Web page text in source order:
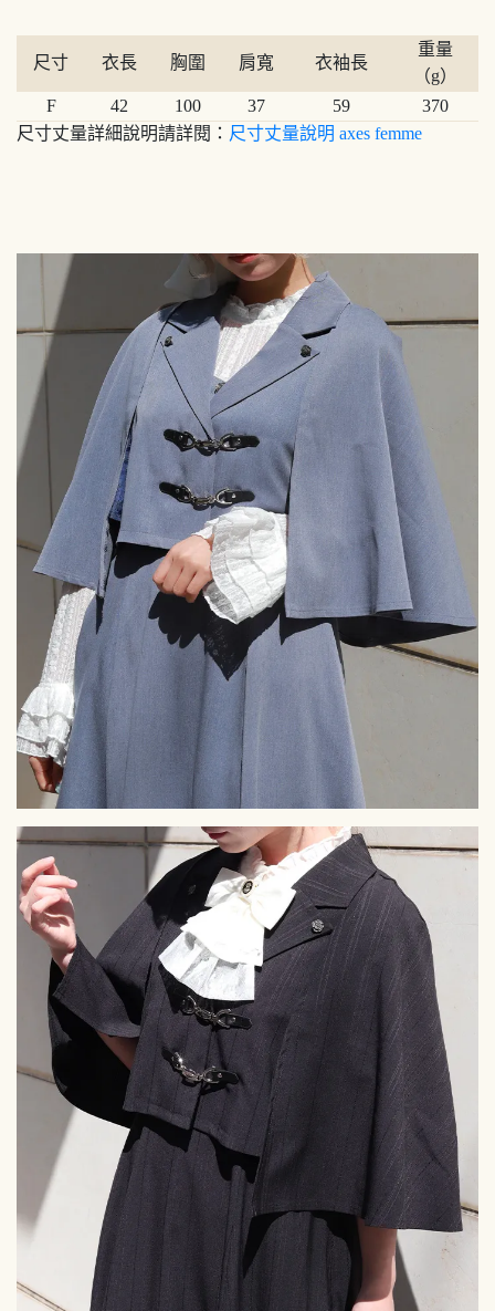
尺寸 衣長 胸圍 肩寬 衣袖長
重量
（g）
F
42 100 37 59
370
尺寸丈量詳細說明請詳閱： 尺寸丈量說明 axes femme